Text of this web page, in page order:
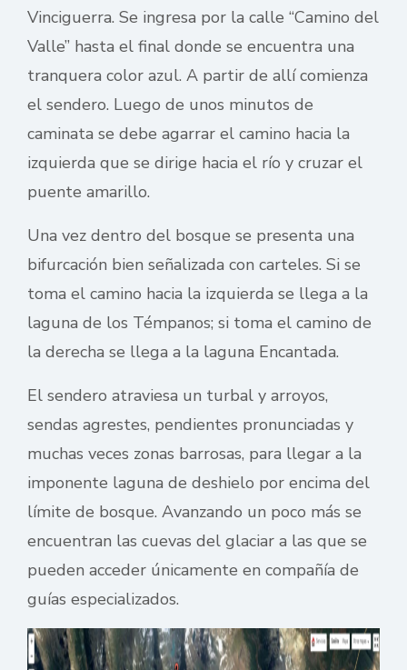
Vinciguerra. Se ingresa por la calle “Camino del
Valle” hasta el final donde se encuentra una
tranquera color azul. A partir de allí comienza
el sendero. Luego de unos minutos de
caminata se debe agarrar el camino hacia la
izquierda que se dirige hacia el río y cruzar el
puente amarillo.
Una vez dentro del bosque se presenta una
bifurcación bien señalizada con carteles. Si se
toma el camino hacia la izquierda se llega a la
laguna de los Témpanos; si toma el camino de
la derecha se llega a la laguna Encantada.
El sendero atraviesa un turbal y arroyos,
sendas agrestes, pendientes pronunciadas y
muchas veces zonas barrosas, para llegar a la
imponente laguna de deshielo por encima del
límite de bosque. Avanzando un poco más se
encuentran las cuevas del glaciar a las que se
pueden acceder únicamente en compañía de
guías especializados.